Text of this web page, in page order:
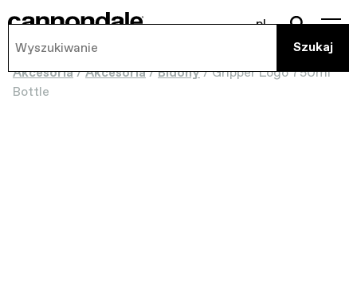
pl
Akcesoria/Akcesoria/Bidony/Gripper Logo 750ml
Bottle